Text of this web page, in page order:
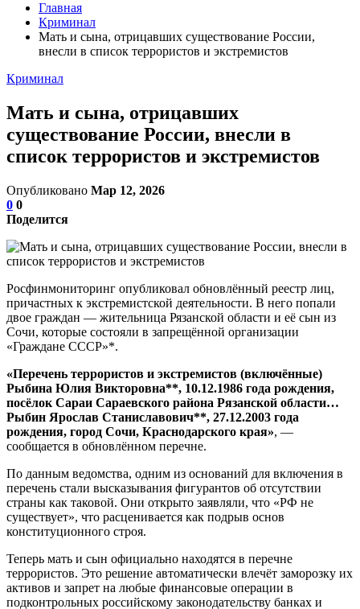
Главная
Криминал
Мать и сына, отрицавших существование России,
внесли в список террористов и экстремистов
Криминал
Мать и сына, отрицавших
существование России, внесли в
список террористов и экстремистов
Опубликовано Мар 12, 2026
0 0
Поделится
Росфинмониторинг опубликовал обновлённый реестр лиц,
причастных к экстремистской деятельности. В него попали
двое граждан — жительница Рязанской области и её сын из
Сочи, которые состояли в запрещённой организации
«Граждане СССР»*.
«Перечень террористов и экстремистов (включённые)
Рыбина Юлия Викторовна**, 10.12.1986 года рождения,
посёлок Сараи Сараевского района Рязанской области…
Рыбин Ярослав Станиславович**, 27.12.2003 года
рождения, город Сочи, Краснодарского края», —
сообщается в обновлённом перечне.
По данным ведомства, одним из оснований для включения в
перечень стали высказывания фигурантов об отсутствии
страны как таковой. Они открыто заявляли, что «РФ не
существует», что расценивается как подрыв основ
конституционного строя.
Теперь мать и сын официально находятся в перечне
террористов. Это решение автоматически влечёт заморозку их
активов и запрет на любые финансовые операции в
подконтрольных российскому законодательству банках и